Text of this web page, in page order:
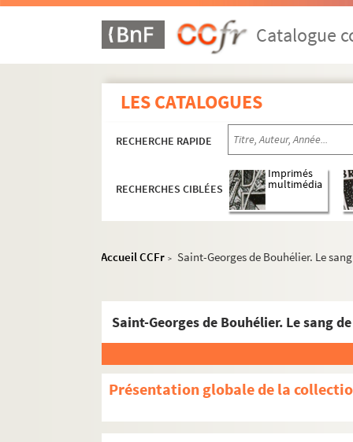
Catalogue
LES CATALOGUES
RECHERCHE RAPIDE
RECHERCHES CIBLÉES
Imprimés
multimédia
Accueil CCFr > Saint-Georges de Bouhélier. Le
Saint-Georges de Bouhélier. Le sang
Présentation globale de la